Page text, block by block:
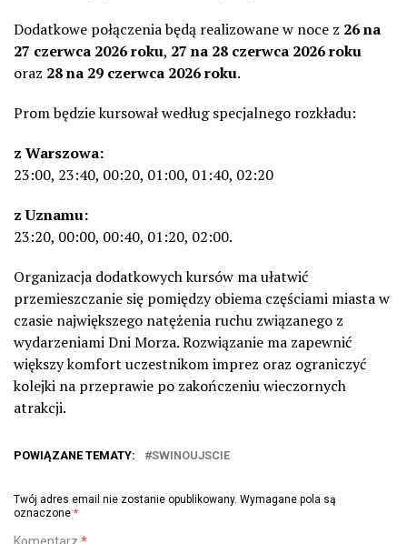
Dodatkowe połączenia będą realizowane w noce z 26 na
27 czerwca 2026 roku, 27 na 28 czerwca 2026 roku
oraz 28 na 29 czerwca 2026 roku.
Prom będzie kursował według specjalnego rozkładu:
z Warszowa:
23:00, 23:40, 00:20, 01:00, 01:40, 02:20
z Uznamu:
23:20, 00:00, 00:40, 01:20, 02:00.
Organizacja dodatkowych kursów ma ułatwić
przemieszczanie się pomiędzy obiema częściami miasta w
czasie największego natężenia ruchu związanego z
wydarzeniami Dni Morza. Rozwiązanie ma zapewnić
większy komfort uczestnikom imprez oraz ograniczyć
kolejki na przeprawie po zakończeniu wieczornych
atrakcji.
POWIĄZANE TEMATY: SWINOUJSCIE
Twój adres email nie zostanie opublikowany. Wymagane pola są
oznaczone *
Komentarz *